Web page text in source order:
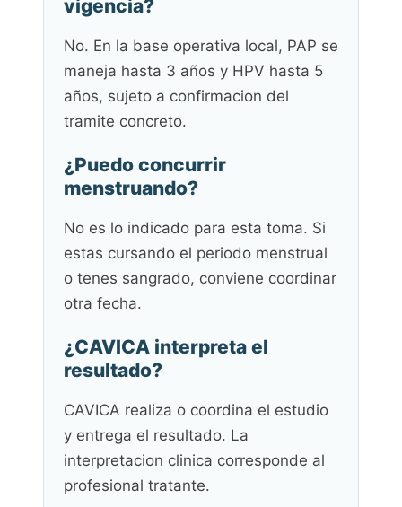
vigencia?
No. En la base operativa local, PAP se
maneja hasta 3 años y HPV hasta 5
años, sujeto a confirmacion del
tramite concreto.
¿Puedo concurrir
menstruando?
No es lo indicado para esta toma. Si
estas cursando el periodo menstrual
o tenes sangrado, conviene coordinar
otra fecha.
¿CAVICA interpreta el
resultado?
CAVICA realiza o coordina el estudio
y entrega el resultado. La
interpretacion clinica corresponde al
profesional tratante.